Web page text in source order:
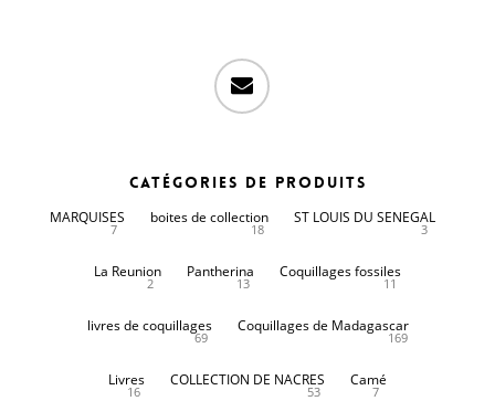
email
Catégories de produits
MARQUISES
7
boites de collection
18
ST LOUIS DU SENEGAL
3
La Reunion
2
Pantherina
13
Coquillages fossiles
11
livres de coquillages
69
Coquillages de Madagascar
169
Livres
16
COLLECTION DE NACRES
53
Camé
7